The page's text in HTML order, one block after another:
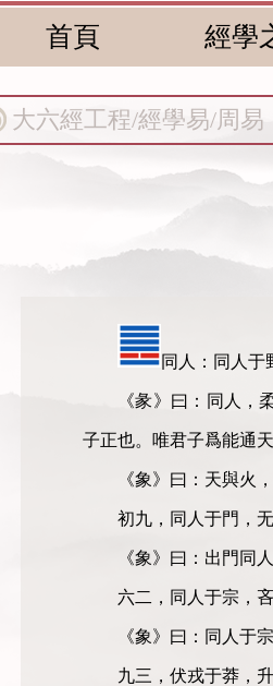
首頁 經學
大六經工程/經學易/周易
同人：同人于
《彖》曰：同人
子正也。唯君子爲能通天
《象》曰：天與火
初九，同人于門，无
《象》曰：出門同
六二，同人于宗，吝
《象》曰：同人于
九三，伏戎于莽，